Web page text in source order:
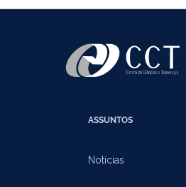
ASSUNTOS
Notícias